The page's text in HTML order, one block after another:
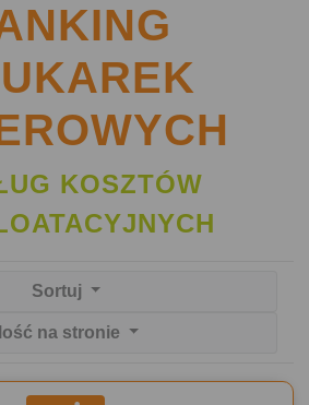
KOSZTÓW
Sortuj
Ilość na stronie